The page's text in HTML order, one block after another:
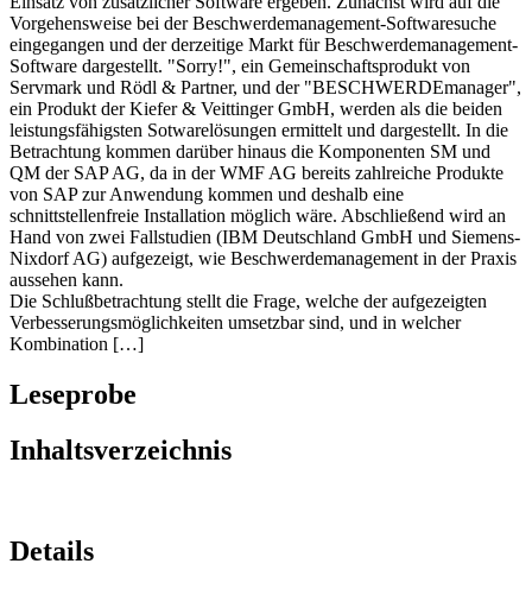
Vorgehensweise bei der Beschwerdemanagement-Softwaresuche
eingegangen und der derzeitige Markt für Beschwerdemanagement-
Software dargestellt. "Sorry!", ein Gemeinschaftsprodukt von
Servmark und Rödl & Partner, und der "BESCHWERDEmanager",
ein Produkt der Kiefer & Veittinger GmbH, werden als die beiden
leistungsfähigsten Sotwarelösungen ermittelt und dargestellt. In die
Betrachtung kommen darüber hinaus die Komponenten SM und
QM der SAP AG, da in der WMF AG bereits zahlreiche Produkte
von SAP zur Anwendung kommen und deshalb eine
schnittstellenfreie Installation möglich wäre. Abschließend wird an
Hand von zwei Fallstudien (IBM Deutschland GmbH und Siemens-
Nixdorf AG) aufgezeigt, wie Beschwerdemanagement in der Praxis
aussehen kann.
Die Schlußbetrachtung stellt die Frage, welche der aufgezeigten
Verbesserungsmöglichkeiten umsetzbar sind, und in welcher
Kombination […]
Leseprobe
Inhaltsverzeichnis
Details